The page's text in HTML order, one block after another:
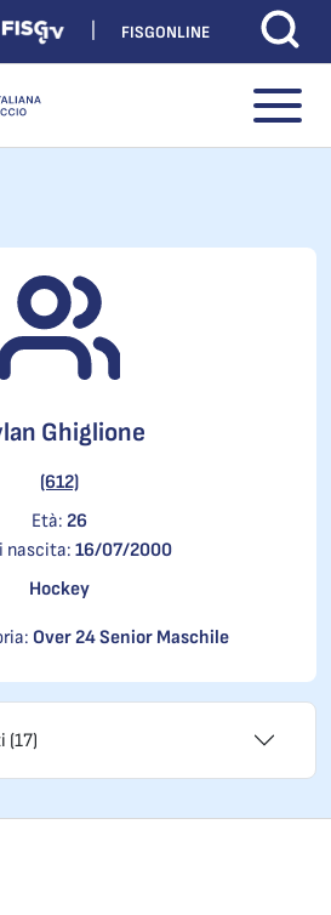
FISGONLINE
Ghiglione
(612)
Età: 26
nascita: 16/07/2000
Hockey
Over 24 Senior Maschile
(17)